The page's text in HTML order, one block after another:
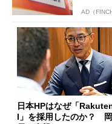
AD（
日本HPはなぜ「
I」を採用したのか？